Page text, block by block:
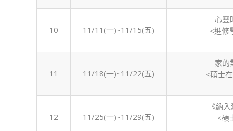
10 11/11(一)~11/15(五)
心靈
<進修
11 11/18(一)~11/22(五)
家的
<碩士
12 11/25(一)~11/29(五)
《納
<碩